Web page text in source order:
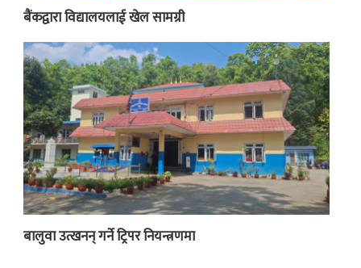
बैंकद्वारा विद्यालयलाई खेल सामग्री
बालुवा उत्खनन् गर्ने ट्रिपर नियन्त्रणमा